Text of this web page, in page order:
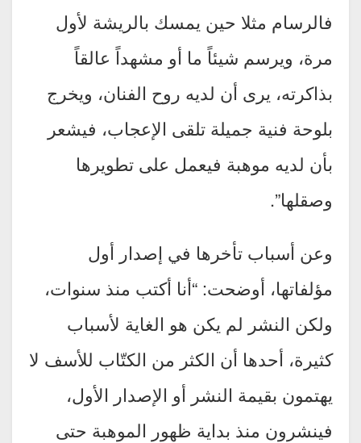
فالرسام مثلا حين يمسك بالريشة لأول
مرة، ويرسم شيئاً ما أو مشهداً عالقاً
بذاكرته، يرى أن لديه روح الفنان، ويخرج
بلوحة فنية جميلة تلقى الإعجاب، فيشعر
بأن لديه موهبة فيعمل على تطويرها
وصقلها”.
وعن أسباب تأخرها في إصدار أول
مؤلفاتها، أوضحت: “أنا أكتب منذ سنوات،
ولكن النشر لم يكن هو الغاية لأسباب
كثيرة، أحدها أن الكثر من الكتّاب للأسف لا
يهتمون بقيمة النشر أو الإصدار الأول،
فينشرون منذ بداية ظهور الموهبة حتى